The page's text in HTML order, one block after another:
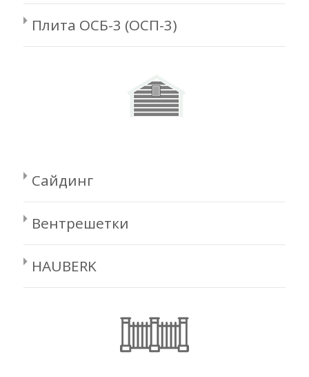
Плита ОСБ-3 (ОСП-3)
Сайдинг
Вентрешетки
HAUBERK